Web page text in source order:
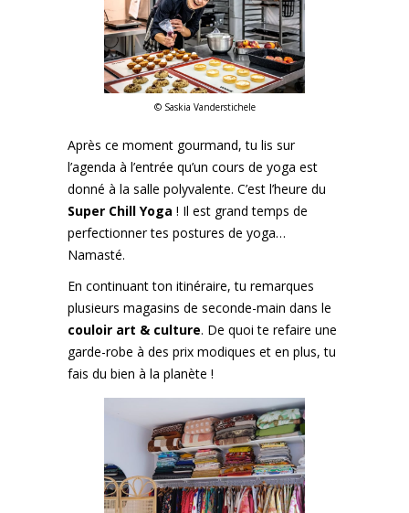
©️ Saskia Vanderstichele
Après ce moment gourmand, tu lis sur
l’agenda à l’entrée qu’un cours de yoga est
donné à la salle polyvalente. C’est l’heure du
Super Chill Yoga ! Il est grand temps de
perfectionner tes postures de yoga…
Namasté.
En continuant ton itinéraire, tu remarques
plusieurs magasins de seconde-main dans le
couloir art & culture. De quoi te refaire une
garde-robe à des prix modiques et en plus, tu
fais du bien à la planète !